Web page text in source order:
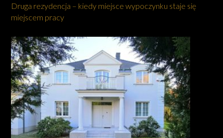
Druga rezydencja – kiedy miejsce wypoczynku staje się
miejscem pracy